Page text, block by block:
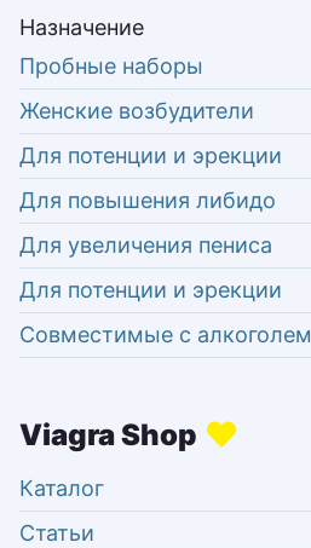
Назначение
Пробные наборы
Женские возбудители
Для потенции и эрекции
Для повышения либидо
Для увеличения пениса
Для потенции и эрекции
Совместимые с алкоголем
Каталог
Статьи